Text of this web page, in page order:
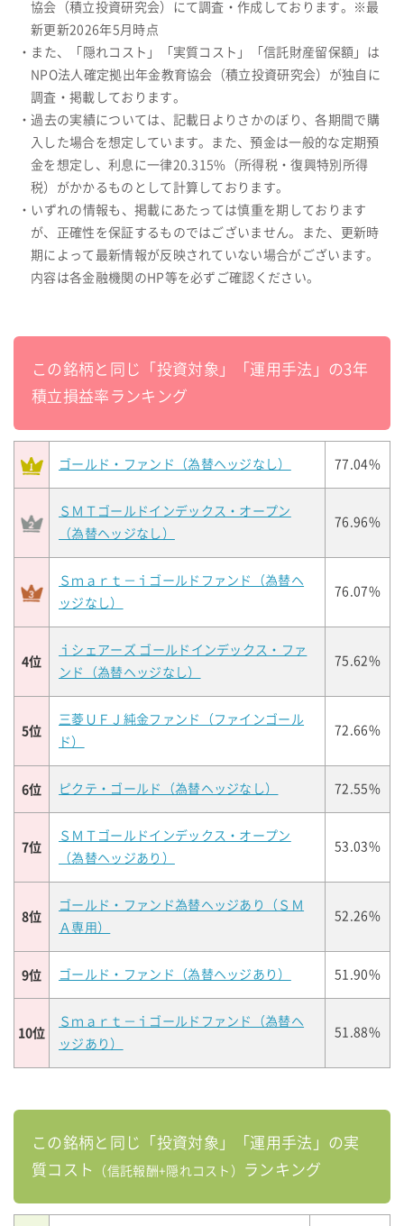
協会（積立投資研究会）にて調査・作成しております。※最
新更新2026年5月時点
・また、「隠れコスト」「実質コスト」「信託財産留保額」は
NPO法人確定拠出年金教育協会（積立投資研究会）が独自に
調査・掲載しております。
・過去の実績については、記載日よりさかのぼり、各期間で購
入した場合を想定しています。また、預金は一般的な定期預
金を想定し、利息に一律20.315%（所得税・復興特別所得
税）がかかるものとして計算しております。
・いずれの情報も、掲載にあたっては慎重を期しております
が、正確性を保証するものではございません。また、更新時
期によって最新情報が反映されていない場合がございます。
内容は各金融機関のHP等を必ずご確認ください。
この銘柄と同じ「投資対象」「運用手法」の3年
積立損益率ランキング
ゴールド・ファンド（為替ヘッジなし） 77.04%
ＳＭＴゴールドインデックス・オープン
（為替ヘッジなし）
76.96%
Ｓｍａｒｔ－ｉゴールドファンド（為替ヘ
ッジなし）
76.07%
4位
ｉシェアーズ ゴールドインデックス・ファ
ンド（為替ヘッジなし）
75.62%
5位
三菱ＵＦＪ純金ファンド（ファインゴール
ド）
72.66%
6位 ピクテ・ゴールド（為替ヘッジなし） 72.55%
7位
ＳＭＴゴールドインデックス・オープン
（為替ヘッジあり）
53.03%
8位
ゴールド・ファンド為替ヘッジあり（ＳＭ
Ａ専用）
52.26%
9位 ゴールド・ファンド（為替ヘッジあり） 51.90%
10位
Ｓｍａｒｔ－ｉゴールドファンド（為替ヘ
ッジあり）
51.88%
この銘柄と同じ「投資対象」「運用手法」の実
質コスト
（信託報酬+隠れコスト） ランキング